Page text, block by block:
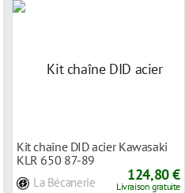
Kit chaîne DID acier Kawasaki
KLR 650 87-89
La Bécanerie 124,80 €
Livraison gratuite